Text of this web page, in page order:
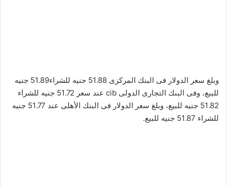
وبلغ سعر الدولار فى البنك المركزى 51.88 جنيه للشراء51.89 جنيه
للبيع، وفى البنك التجارى الدولى cib عند سعر 51.72 جنيه للشراء
51.82 جنيه للبيع، وبلغ سعر الدولار فى البنك الأهلى عند 51.77 جنيه
للشراء 51.87 جنيه للبيع.